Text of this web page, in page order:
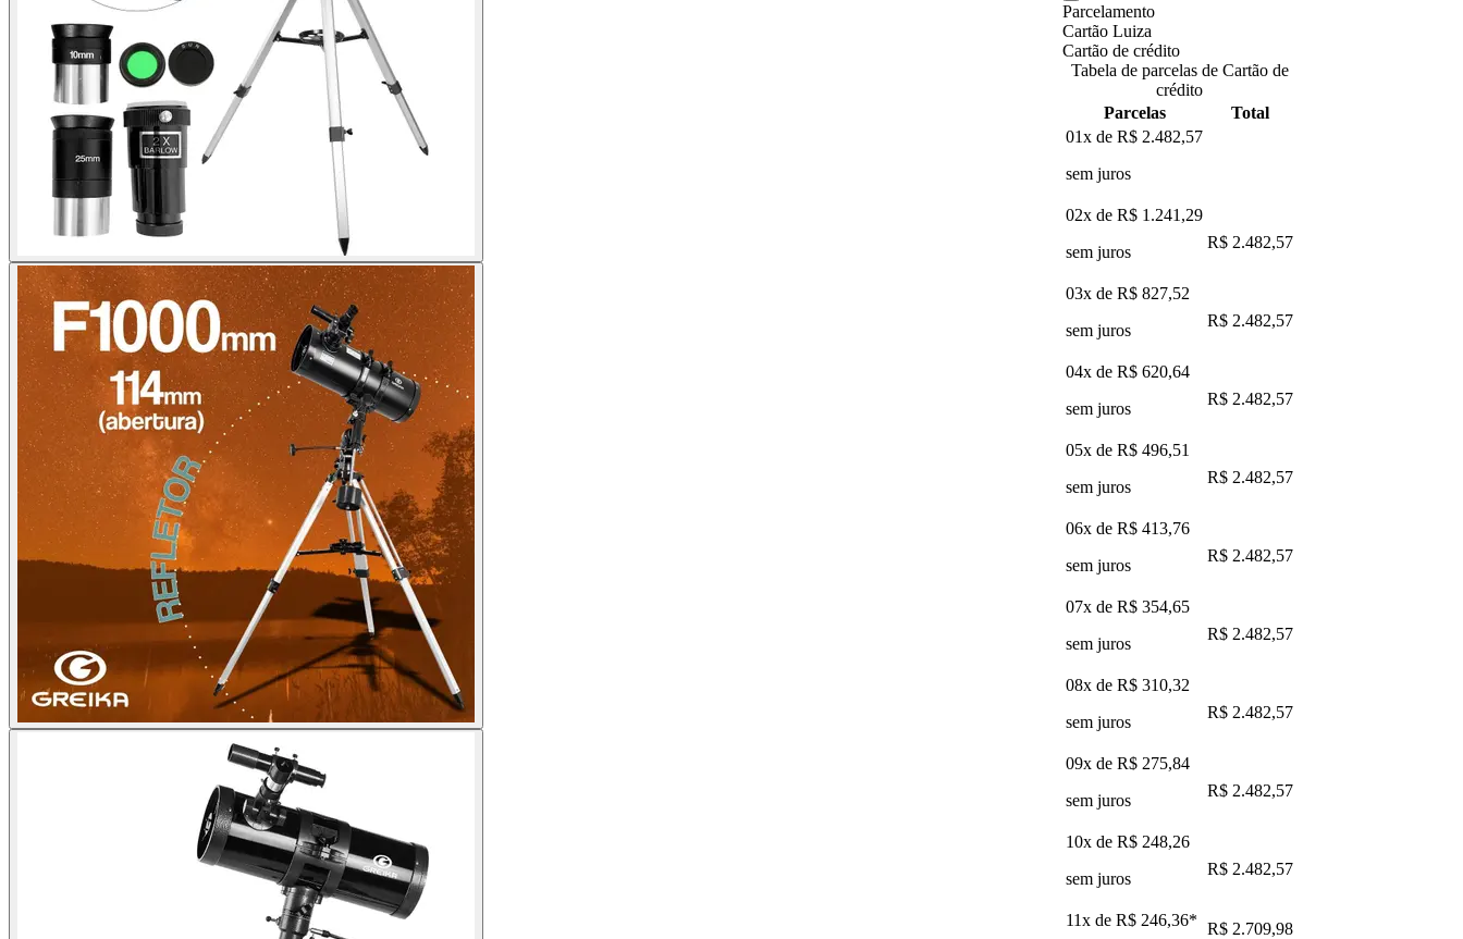
Parcelamento
Cartão Luiza
Cartão de crédito
Tabela de parcelas de Cartão de
crédito
Parcelas
Total
01x de R$ 2.482,57
sem juros
02x de R$ 1.241,29
sem juros
R$ 2.482,57
03x de R$ 827,52
sem juros
R$ 2.482,57
04x de R$ 620,64
sem juros
R$ 2.482,57
05x de R$ 496,51
sem juros
R$ 2.482,57
06x de R$ 413,76
sem juros
R$ 2.482,57
07x de R$ 354,65
sem juros
R$ 2.482,57
08x de R$ 310,32
sem juros
R$ 2.482,57
09x de R$ 275,84
sem juros
R$ 2.482,57
10x de R$ 248,26
sem juros
R$ 2.482,57
11x de R$ 246,36* R$ 2.709,98